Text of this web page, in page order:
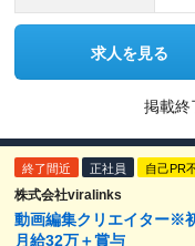
求人を見る
掲載終
終了間近 正社員 自己PR
株式会社viralinks
動画編集クリエイター※
月給32万＋賞与